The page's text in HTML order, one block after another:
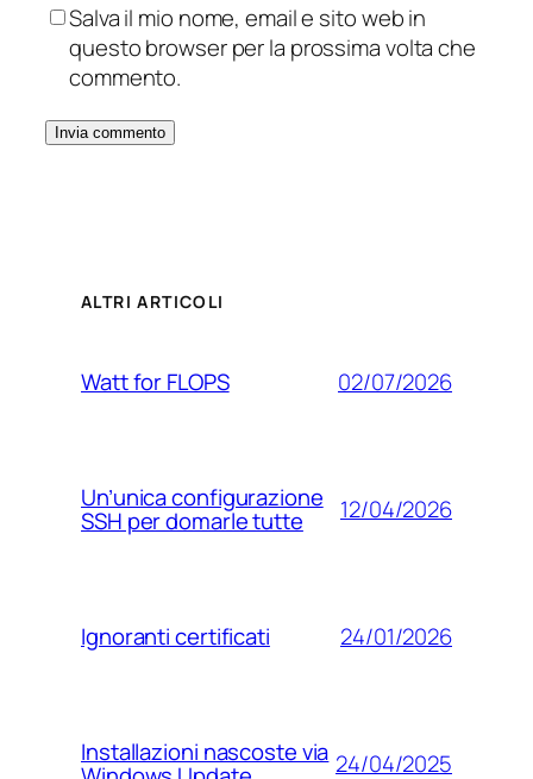
Salva il mio nome, email e sito web in
questo browser per la prossima volta che
commento.
ALTRI ARTICOLI
Watt for FLOPS 02/07/2026
Un’unica configurazione
SSH per domarle tutte 12/04/2026
Ignoranti certificati 24/01/2026
Installazioni nascoste via 24/04/2025